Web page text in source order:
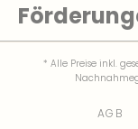
* Alle Preise inkl.
AGB